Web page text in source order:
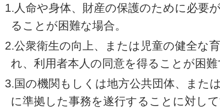
1.人命や身体、財産の保護のために必要
ることが困難な場合。
2.公衆衛生の向上、または児童の健全な
れ、利用者本人の同意を得ることが困
3.国の機関もしくは地方公共団体、また
に準拠した事務を遂行することに対し